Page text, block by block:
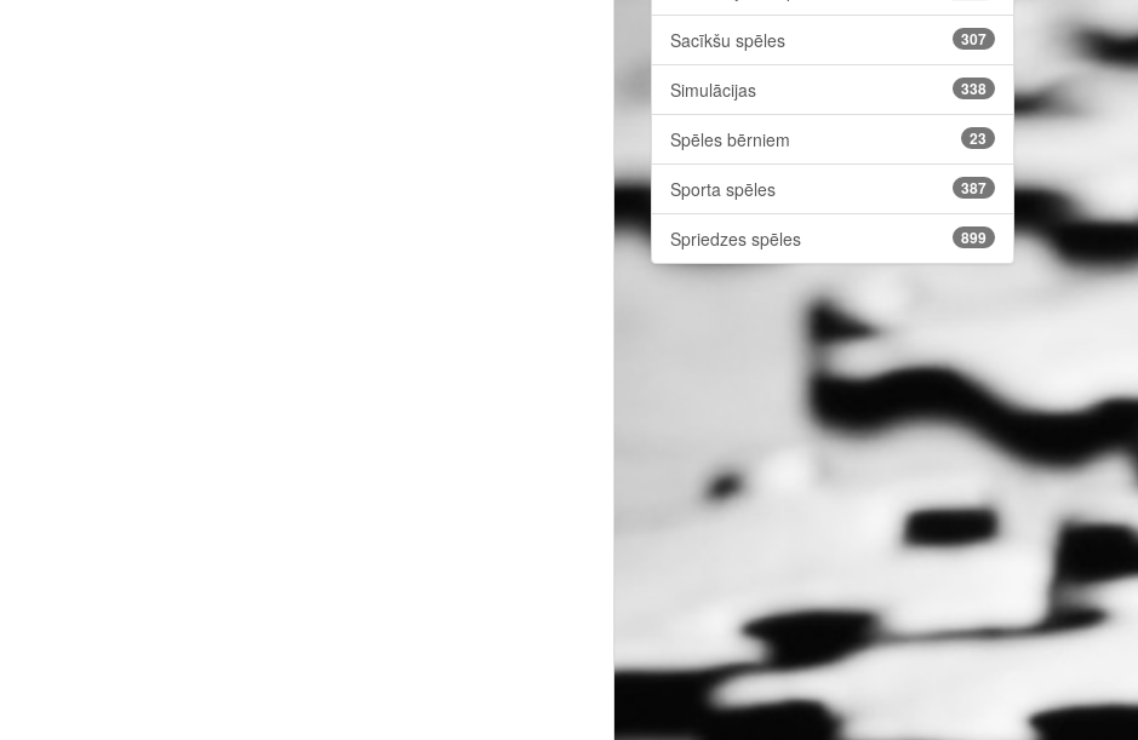
Sacīkšu spēles 307
Simulācijas 338
Spēles bērniem 23
Sporta spēles 387
Spriedzes spēles 899